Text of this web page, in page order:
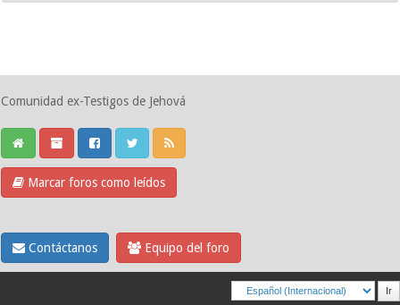
Comunidad ex-Testigos de Jehová
Marcar foros como leídos
Contáctanos Equipo del foro